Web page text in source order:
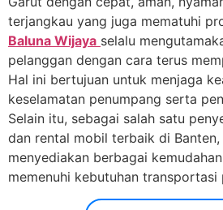
terjangkau yang juga mematuhi
Baluna Wijaya selalu
pelanggan dengan cara terus
Hal ini bertujuan untuk menjaga
keselamatan penumpang serta
Selain itu, sebagai salah satu
dan rental mobil terbaik di Banten,
menyediakan berbagai
memenuhi kebutuhan transportasi